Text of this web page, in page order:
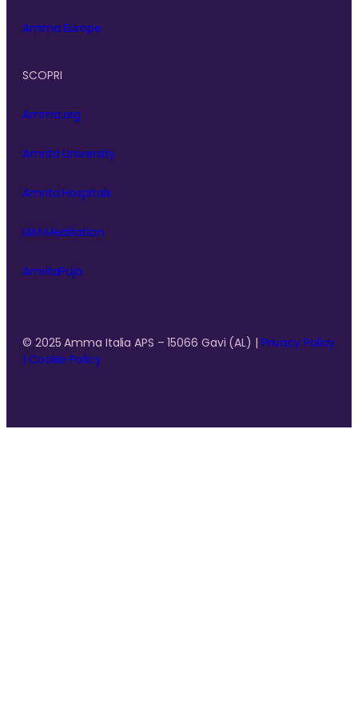
Amma Europe
SCOPRI
Amma.org
Amrita University
Amrita Hospitals
IAM Meditation
AmritaPuja
© 2025 Amma Italia APS – 15066 Gavi (AL) | Privacy Policy
| Cookie Policy